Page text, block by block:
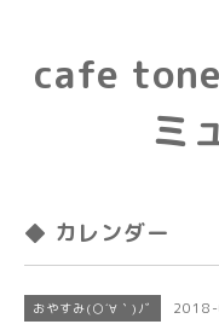
cafe
ミ
◆ カレンダー
おやすみ(○´∀｀)ﾉﾞ